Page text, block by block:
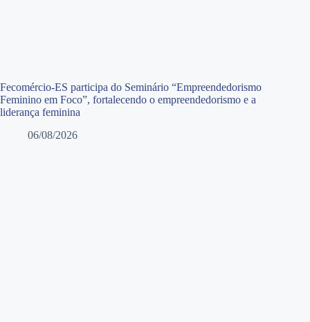
Fecomércio-ES participa do Seminário “Empreendedorismo
Feminino em Foco”, fortalecendo o empreendedorismo e a
liderança feminina
06/08/2026